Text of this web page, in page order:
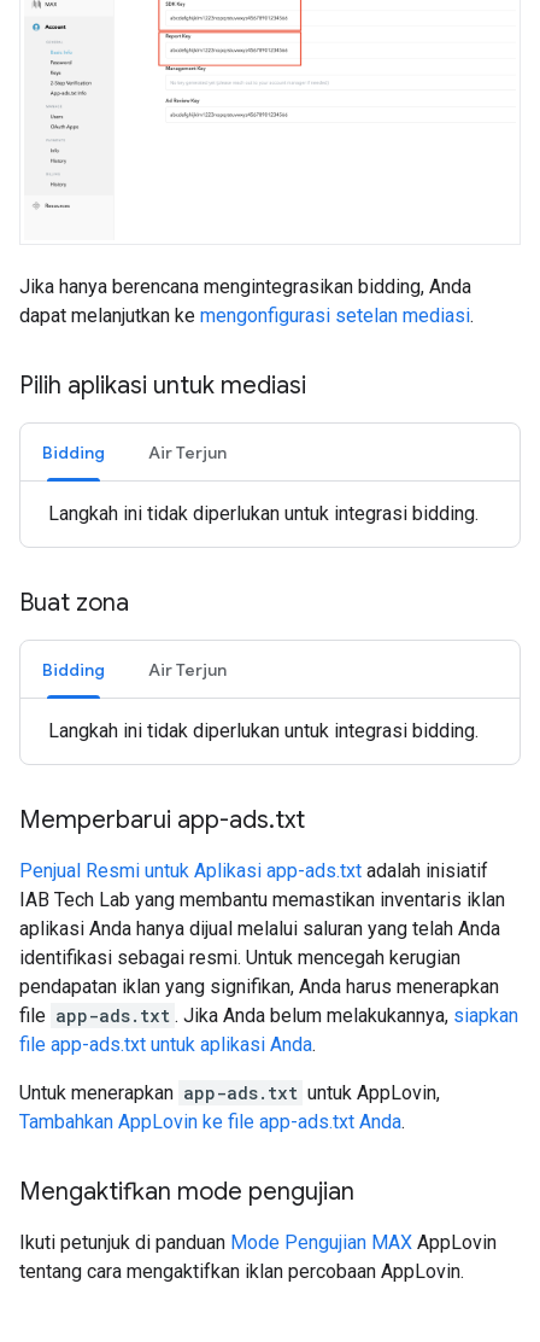
Jika hanya berencana mengintegrasikan bidding, Anda
dapat melanjutkan ke mengonfigurasi setelan mediasi.
Pilih aplikasi untuk mediasi
Bidding Air Terjun
Langkah ini tidak diperlukan untuk integrasi bidding.
Buat zona
Bidding Air Terjun
Langkah ini tidak diperlukan untuk integrasi bidding.
Memperbarui app-ads.txt
Penjual Resmi untuk Aplikasi app-ads.txt adalah inisiatif
IAB Tech Lab yang membantu memastikan inventaris iklan
aplikasi Anda hanya dijual melalui saluran yang telah Anda
identifikasi sebagai resmi. Untuk mencegah kerugian
pendapatan iklan yang signifikan, Anda harus menerapkan
file app-ads.txt . Jika Anda belum melakukannya, siapkan
file app-ads.txt untuk aplikasi Anda.
Untuk menerapkan app-ads.txt untuk AppLovin,
Tambahkan AppLovin ke file app-ads.txt Anda.
Mengaktifkan mode pengujian
Ikuti petunjuk di panduan Mode Pengujian MAX AppLovin
tentang cara mengaktifkan iklan percobaan AppLovin.